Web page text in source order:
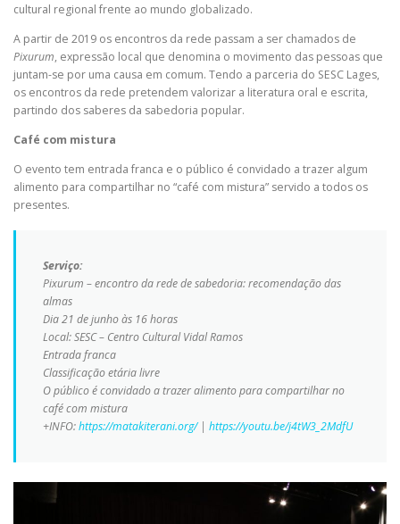
cultural regional frente ao mundo globalizado.
A partir de 2019 os encontros da rede passam a ser chamados de
Pixurum, expressão local que denomina o movimento das pessoas que
juntam-se por uma causa em comum. Tendo a parceria do SESC Lages,
os encontros da rede pretendem valorizar a literatura oral e escrita,
partindo dos saberes da sabedoria popular.
Café com mistura
O evento tem entrada franca e o público é convidado a trazer algum
alimento para compartilhar no “café com mistura” servido a todos os
presentes.
Serviço:
Pixurum – encontro da rede de sabedoria: recomendação das
almas
Dia 21 de junho às 16 horas
Local: SESC – Centro Cultural Vidal Ramos
Entrada franca
Classificação etária livre
O público é convidado a trazer alimento para compartilhar no
café com mistura
+INFO:https://matakiterani.org/| https://youtu.be/j4tW3_2MdfU